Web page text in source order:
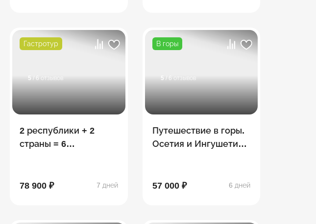
Гастротур
5 / 6 отзывов
2 республики + 2
страны = 6
- Осетия - Грузия
78 900 ₽ 7 дней
В горы
5 / 6 отзывов
Путешествие в горы.
Осетия и Ингушетия!
57 000 ₽ 6 дней